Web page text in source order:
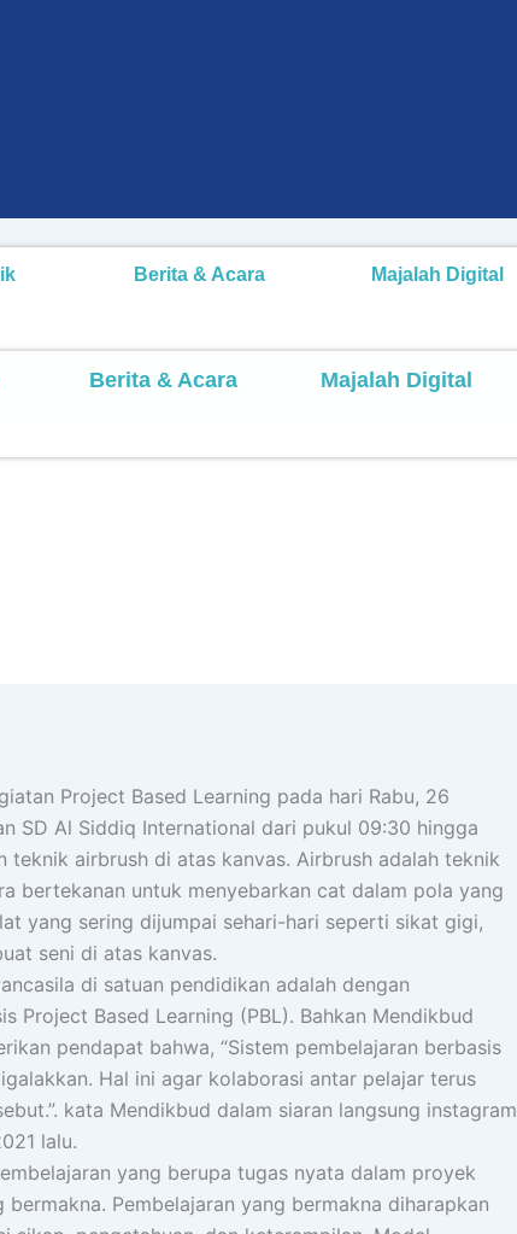
Berita & Acara Majalah Digital
Berita & Acara Majalah Digital
Kreativitas Siswa Melalui
Project Based Learning pada hari Rabu, 26
SD Al Siddiq International dari pukul 09:30 hingga
teknik airbrush di atas kanvas. Airbrush adalah teknik
bertekanan untuk menyebarkan cat dalam pola yang
yang sering dijumpai sehari-hari seperti sikat gigi,
seni di atas kanvas.
di satuan pendidikan adalah dengan
Project Based Learning (PBL). Bahkan Mendikbud
pendapat bahwa, “Sistem pembelajaran berbasis
Hal ini agar kolaborasi antar pelajar terus
kata Mendikbud dalam siaran langsung instagram
lalu.
yang berupa tugas nyata dalam proyek
Pembelajaran yang bermakna diharapkan